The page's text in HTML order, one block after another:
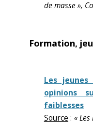
de masse »,
Formation,
Les
opinions
faiblesses
Source : «